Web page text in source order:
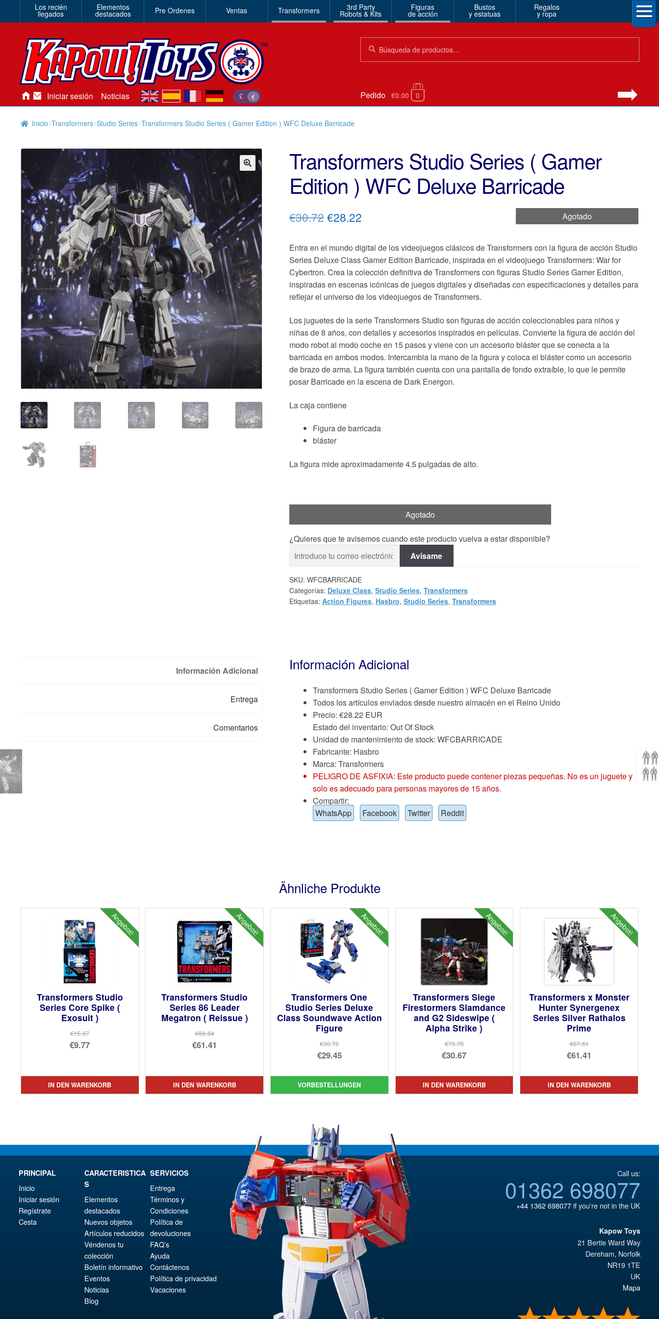
Los recién
llegados
Elementos
destacados Pre Ordenes Ventas Transformers 3rd Party
Robots & Kits
Figuras
de acción
Bustos
y estatuas
Regalos
y ropa
Iniciar sesión Noticias £ €
en es de Pedido €0.00 0
Inicio Transformers Studio Series Transformers Studio Series ( Gamer Edition ) WFC Deluxe Barricade
Transformers Studio Series ( Gamer
Edition ) WFC Deluxe Barricade
Agotado
€30.72El
original
era:
€30.72.
€28.22El
actual
es:
€28.22.
Entra en el mundo digital de los videojuegos clásicos de Transformers con la figura de acción Studio
Series Deluxe Class Gamer Edition Barricade, inspirada en el videojuego Transformers: War for
Cybertron. Crea la colección definitiva de Transformers con figuras Studio Series Gamer Edition,
inspiradas en escenas icónicas de juegos digitales y diseñadas con especificaciones y detalles para
reflejar el universo de los videojuegos de Transformers.
Los juguetes de la serie Transformers Studio son figuras de acción coleccionables para niños y
niñas de 8 años, con detalles y accesorios inspirados en películas. Convierte la figura de acción del
modo robot al modo coche en 15 pasos y viene con un accesorio bláster que se conecta a la
barricada en ambos modos. Intercambia la mano de la figura y coloca el bláster como un accesorio
de brazo de arma. La figura también cuenta con una pantalla de fondo extraíble, lo que le permite
posar Barricade en la escena de Dark Energon.
La caja contiene
Figura de barricada
bláster
La figura mide aproximadamente 4.5 pulgadas de alto.
Agotado
¿Quieres que te avisemos cuando este producto vuelva a estar disponible?
Avísame
SKU: WFCBARRICADE
Categorías: Deluxe Class, Studio Series, Transformers
Etiquetas: Action Figures, Hasbro, Studio Series, Transformers
Información Adicional
Entrega
Comentarios
Información Adicional
Transformers Studio Series ( Gamer Edition ) WFC Deluxe Barricade
Todos los artículos enviados desde nuestro almacén en el Reino Unido
Precio: €28.22 EUR
Estado del inventario: Out Of Stock
Unidad de mantenimiento de stock: WFCBARRICADE
Fabricante: Hasbro
Marca: Transformers
PELIGRO DE ASFIXIA: Este producto puede contener piezas pequeñas. No es un juguete y
solo es adecuado para personas mayores de 15 años.
Compartir:
WhatsApp
Facebook Twitter Reddit
Ähnliche Produkte
Angebot!
Transformers Studio
Series Core Spike (
Exosuit )
€15.97
Ursprünglicher
€15.97
€9.77
ist:
€9.77.
IN DEN WARENKORB
Angebot!
Transformers Studio
Series 86 Leader
Megatron ( Reissue )
€68.84
Ursprünglicher
€68.84
€61.41
ist:
€61.41.
IN DEN WARENKORB
Angebot!
Transformers One
Studio Series Deluxe
Class Soundwave Action
Figure
€30.72
Ursprünglicher
war:
€30.72
€29.45
Preis
ist:
VORBESTELLUNGEN
Angebot!
Transformers Siege
Firestormers Slamdance
and G2 Sideswipe (
Alpha Strike )
€73.75
Ursprünglicher
war:
€73.75
€30.67
Preis
ist:
IN DEN WARENKORB
Angebot!
Transformers x Monster
Hunter Synergenex
Series Silver Rathalos
Prime
€67.61
Ursprünglicher
war:
€67.61
€61.41
Preis
ist:
IN DEN WARENKORB
PRINCIPAL
Inicio
Iniciar sesión
Regístrate
Cesta
CARACTERISTICA
S
Elementos
destacados
Nuevos objetos
Artículos reducidos
Véndenos tu
colección
Boletín informativo
Eventos
Noticias
Blog
SERVICIOS
Entrega
Términos y
Condiciones
Política de
devoluciones
FAQ’s
Ayuda
Contáctenos
Política de privacidad
Vacaciones
Call us:
01362 698077
+44 1362 698077if you're not in the UK
Kapow Toys
21 Bertie Ward Way
Dereham, Norfolk
NR19 1TE
UK
Mapa